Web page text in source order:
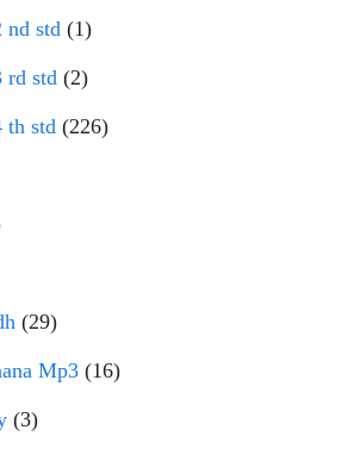
nd std (1)
rd std (2)
th std (226)
(29)
Mp3 (16)
(3)